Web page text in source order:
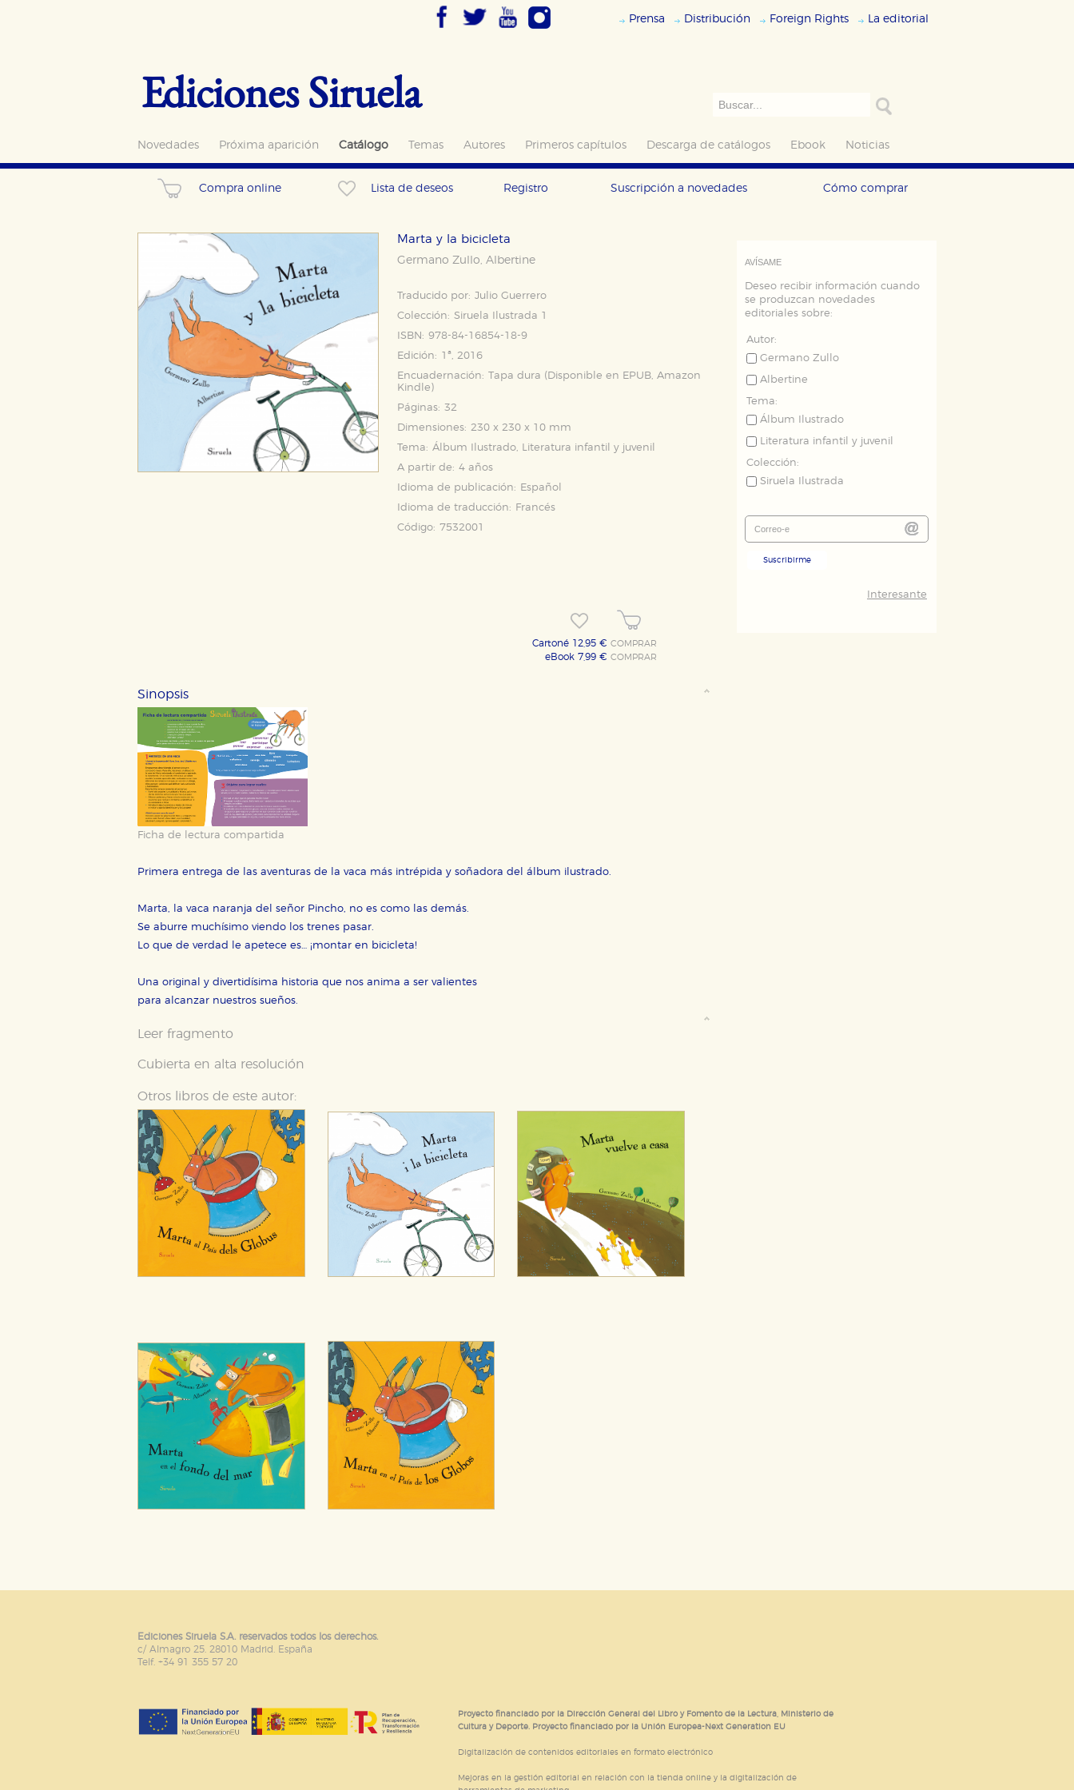
Prensa Distribución Foreign Rights La editorial
Ediciones Siruela
Novedades Próxima aparición Catálogo Temas Autores Primeros capítulos Descarga de catálogos Ebook Noticias
Compra online Lista de deseos Registro Suscripción a novedades Cómo comprar
Marta y la bicicleta
Germano Zullo, Albertine
Traducido por: Julio Guerrero
Colección: Siruela Ilustrada 1
ISBN: 978-84-16854-18-9
Edición: 1ª, 2016
Encuadernación: Tapa dura (Disponible en EPUB, Amazon
Kindle )
Páginas: 32
Dimensiones: 230 x 230 x 10 mm
Tema: Álbum Ilustrado, Literatura infantil y juvenil
A partir de: 4 años
Idioma de publicación:
Español
Idioma de traducción:
Francés
Código: 7532001
Cartoné 12,95 €COMPRAR
eBook 7,99 €COMPRAR
Sinopsis
Ficha de lectura compartida
Primera entrega de las aventuras de la vaca más intrépida y soñadora del álbum ilustrado.
Marta, la vaca naranja del señor Pincho, no es como las demás.
Se aburre muchísimo viendo los trenes pasar.
Lo que de verdad le apetece es… ¡montar en bicicleta!
Una original y divertidísima historia que nos anima a ser valientes
para alcanzar nuestros sueños.
Leer fragmento
Cubierta en alta resolución
Otros libros de este autor:
AVÍSAME
Deseo recibir información cuando
se produzcan novedades
editoriales sobre:
Autor:
Germano Zullo
Albertine
Tema:
Álbum Ilustrado
Literatura infantil y juvenil
Colección:
Siruela Ilustrada
Suscribirme
Interesante
Ediciones Siruela S.A. reservados todos los derechos.
c/ Almagro 25. 28010 Madrid. España
Telf. +34 91 355 57 20
Proyecto financiado por la Dirección General del Libro y Fomento de la Lectura, Ministerio de
Cultura y Deporte. Proyecto financiado por la Unión Europea-Next Generation EU
Digitalización de contenidos editoriales en formato electrónico
Mejoras en la gestión editorial en relación con la tienda online y la digitalización de
CONFIGURACIÓN DE COOKIES
Estas cookies son necesarias para que nuestro sitio web funcione y no es posible deshabilitarlas desde nuestro sistema. Es posible
hacerlo desde el navegador, pero en ese caso es posible que algunas áreas de nuestra web dejen de funcionar correctamente.
Cookies de rendimiento y analíticas
configuraciones de servicios para que no tenga que reconfigurarlos cada vez que nos visita. La información es agregada y, por lo
tanto, es anónima.
otros sitios. No almacenan directamente información personal sino que se basan en la identificación única de su navegador y
GUARDAR CONFIGURACIÓN
Puede consultar nuestra política de cookies